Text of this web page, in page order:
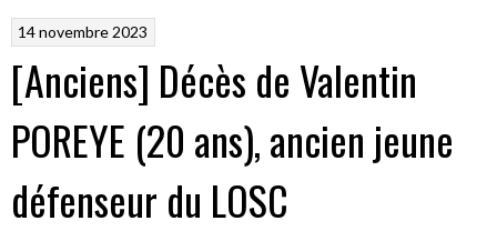
14 novembre 2023
[Anciens] Décès de Valentin
POREYE (20 ans), ancien jeune
défenseur du LOSC